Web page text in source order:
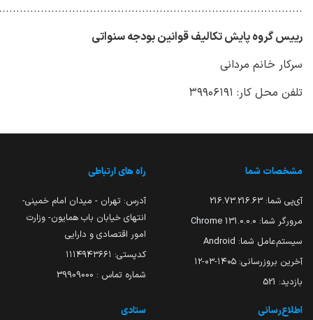
رییس گروه پایش تکالیف قوانین بودجه سنواتی
سرکار خانم مردانی
تلفن محل کار: ۳۹۹۰۶۱۹۱
مشخصات شما
آی‌پی شما: 216.73.216.63
مرورگر شما: 131.0.0.0 Chrome
سیستم‌عامل شما: Android
آخرین بروزرسانی: ۱۴۰۵-۰۳-۱۲
بازدید: 521
راه های ارتباطی
آدرس: تهران - میدان امام خمینی-
انتهای خیابان باب همایون- وزارت
امور اقتصادی و دارایی
کدپستی: ۱۱۱۴۹۴۳۶۶۱
شماره تماس : 39909000
اطلاع‌رسانی ستادی